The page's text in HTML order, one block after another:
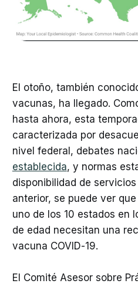
El otoño, también
vacunas, ha llegado.
hasta ahora, esta
caracterizada por
nivel federal, debates
establecida, y normas
disponibilidad de
anterior, se puede ver
uno de los 10 estados en
de edad necesitan una
vacuna COVID-19.
El Comité Asesor sobre